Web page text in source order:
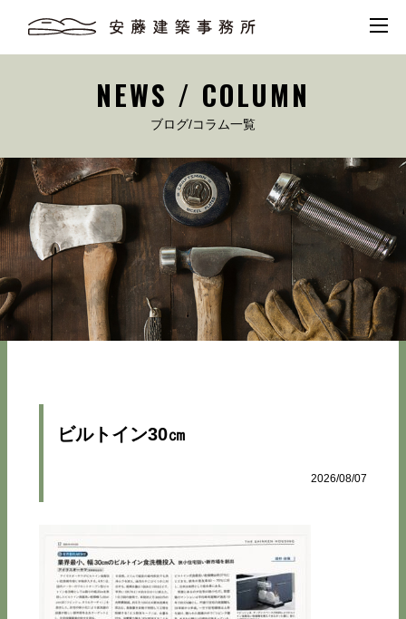
NEWS / COLUMN
ブログ/コラム一覧
ビルトイン30㎝
2026/08/07